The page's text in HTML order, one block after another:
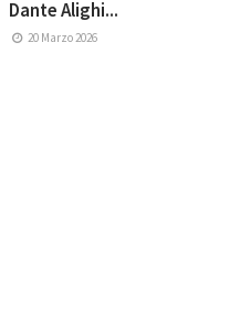
Dante Alighi...
20 Marzo 2026